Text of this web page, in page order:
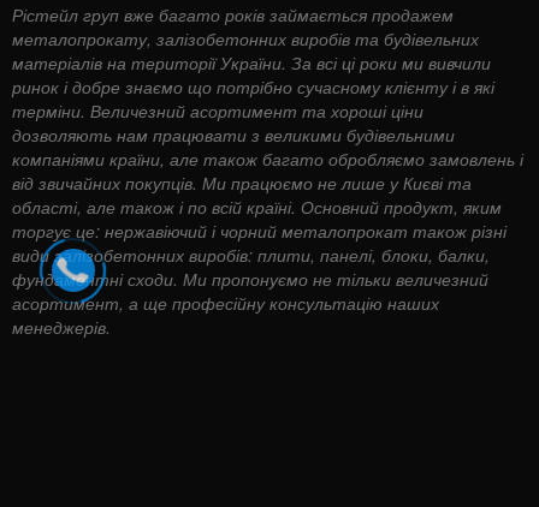
Рістейл груп вже багато років займається продажем
металопрокату, залізобетонних виробів та будівельних
матеріалів на території України. За всі ці роки ми вивчили
ринок і добре знаємо що потрібно сучасному клієнту і в які
терміни. Величезний асортимент та хороші ціни
дозволяють нам працювати з великими будівельними
компаніями країни, але також багато обробляємо замовлень і
від звичайних покупців. Ми працюємо не лише у Києві та
області, але також і по всій країні. Основний продукт, яким
торгує це: нержавіючий і чорний металопрокат також різні
види залізобетонних виробів: плити, панелі, блоки, балки,
фундаментні сходи. Ми пропонуємо не тільки величезний
асортимент, а ще професійну консультацію наших
менеджерів.